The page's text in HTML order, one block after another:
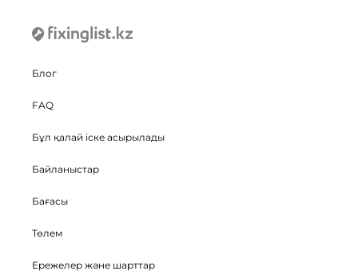
Блог
FAQ
Бұл қалай іске асырылады
Байланыстар
Бағасы
Төлем
Ережелер және шарттар